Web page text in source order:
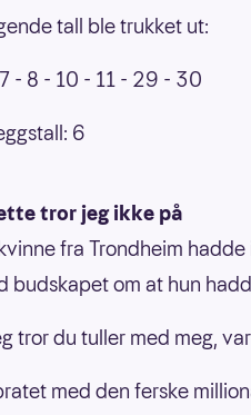
tall ble trukket ut:
- 8 - 10 - 11 - 29 - 30
6
tror jeg ikke på
fra Trondheim
budskapet om at hun
tror du tuller med meg,
med den ferske